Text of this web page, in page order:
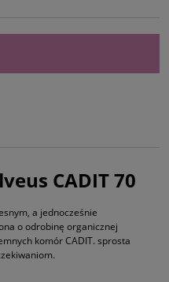
płatności
CADIT 70
a jednocześnie
o odrobinę organicznej
komór CADIT. sprosta